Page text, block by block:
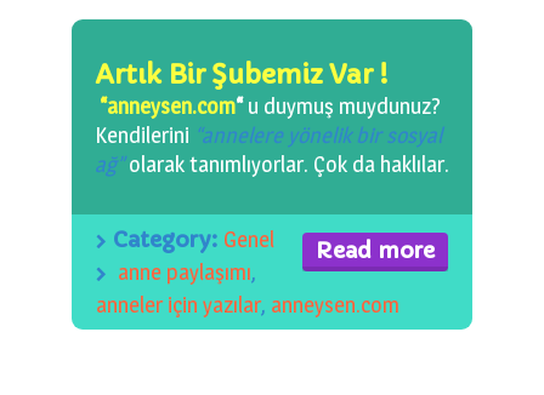
Kitaplarımız
Ben Kimim?
Emeği Geçenler
Basın
0 km.Bızdıklar Yazılarım
Artık Bir Şubemiz Var !
“anneysen.com“u duymuş muydunuz?
Kendilerini “annelere yönelik bir sosyal
ağ”olarak tanımlıyorlar. Çok da haklılar.
Read more
Category: Genel
anne paylaşımı,
anneler için yazılar, anneysen.com